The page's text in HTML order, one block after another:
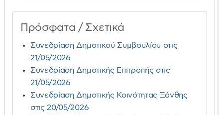
Πρόσφατα / Σχετικά
Συνεδρίαση Δημοτικού Συμβουλίου στις
21/05/2026
Συνεδρίαση Δημοτικής Επιτροπής στις
21/05/2026
Συνεδρίαση Δημοτικής Κοινότητας Ξάνθης
στις 20/05/2026